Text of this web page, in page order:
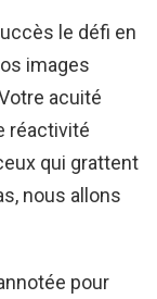
le défi en
images
acuité
réactivité
qui grattent
nous allons
pour